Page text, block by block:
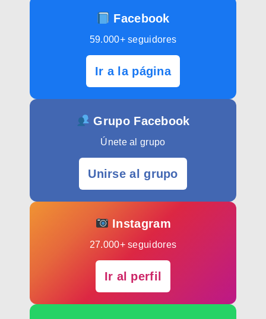
Facebook
59.000+ seguidores
Ir a la página
Grupo Facebook
Únete al grupo
Unirse al grupo
Instagram
27.000+ seguidores
Ir al perfil